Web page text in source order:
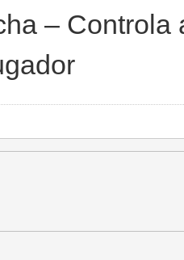
– Controla